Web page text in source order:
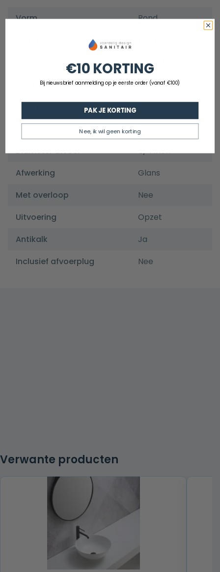
Vorm
Rond
41x41x14 cm
Lengte
41cm
14 cm
Diameter afvoer
5/4 inch
Afwerking
Glans
Met overloop
Nee
Uitvoering
Opzet
Antikalk
Ja
Inclusief afvoerplug
Nee
Verwante producten
€10 KORTING
Bij nieuwsbrief aanmelding op je eerste order (vanaf €100)
PAK JE KORTING
Nee, ik wil geen korting